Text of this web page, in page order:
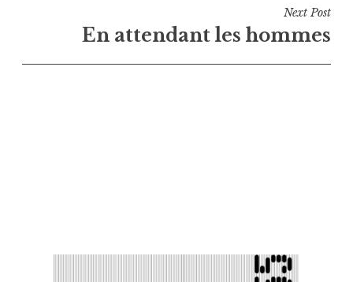
Next Post
En attendant les hommes